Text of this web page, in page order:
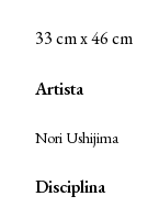
33 cm x 46 cm
Artista
Nori Ushijima
Disciplina